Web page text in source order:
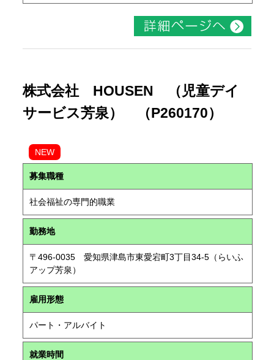
株式会社 HOUSEN （児童デイ
サービス芳泉） （P260170）
NEW
募集職種
社会福祉の専門的職業
勤務地
〒496-0035 愛知県津島市東愛宕町3丁目34-5（らいふ
アップ芳泉）
雇用形態
パート・アルバイト
就業時間